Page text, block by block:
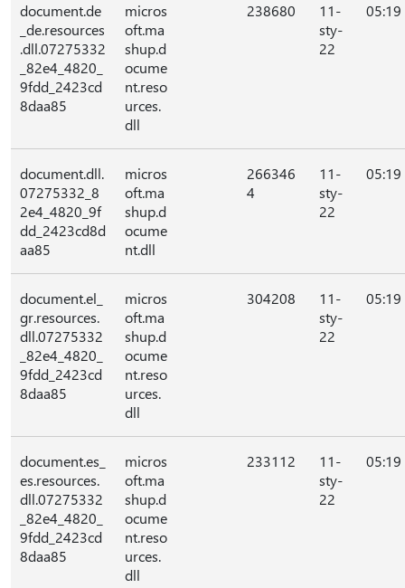
document.de
_de.resources
.dll.07275332
_82e4_4820_
9fdd_2423cd
8daa85
micros
oft.ma
shup.d
ocume
nt.reso
urces.
dll
238680
11-
sty-
22
05:19
document.dll.
07275332_8
2e4_4820_9f
dd_2423cd8d
aa85
micros
oft.ma
shup.d
ocume
nt.dll
266346
4
11-
sty-
22
05:19
document.el_
gr.resources.
dll.07275332
_82e4_4820_
9fdd_2423cd
8daa85
micros
oft.ma
shup.d
ocume
nt.reso
urces.
dll
304208
11-
sty-
22
05:19
document.es_
es.resources.
dll.07275332
_82e4_4820_
9fdd_2423cd
8daa85
micros
oft.ma
shup.d
ocume
nt.reso
urces.
dll
233112
11-
sty-
22
05:19